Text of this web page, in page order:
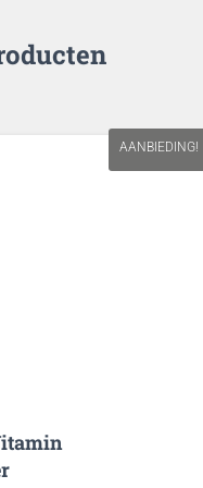
AANBIEDING!